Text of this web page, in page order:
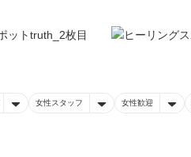
女性スタッフ 女性歓迎